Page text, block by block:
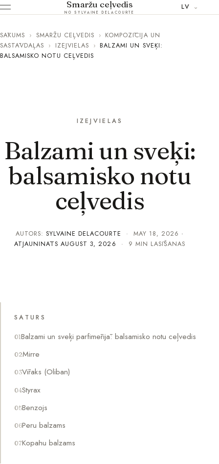
Smaržu ceļvedis
NO SYLVAINE DELACOURTE
LV
SĀKUMS › SMARŽU CEĻVEDIS › KOMPOZĪCIJA UN
SASTĀVDAĻAS
› IZEJVIELAS › BALZAMI UN SVEĶI:
BALSAMISKO NOTU CEĻVEDIS
IZEJVIELAS
Balzami un sveķi:
balsamisko notu
ceļvedis
AUTORS: SYLVAINE DELACOURTE ·MAY 18, 2026 ·
ATJAUNINĀTSAUGUST 3, 2026 · 9 MIN LASĪŠANAS
SATURS
Balzami un sveķi parfimērijā: balsamisko notu ceļvedis
Mirre
Vīraks (Oliban)
Styrax
Benzojs
Peru balzams
Kopahu balzams